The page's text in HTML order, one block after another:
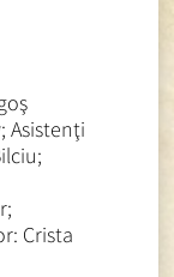
Asistenţi
Crista